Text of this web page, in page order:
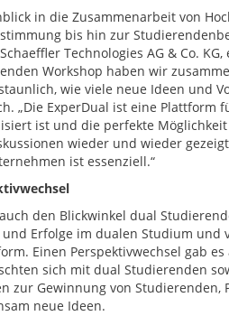
in die Zusammenarbeit von
bis hin zur
Technologies AG & Co.
Workshop haben wir
wie viele neue Ideen und
„Die ExperDual ist eine
ist und die perfekte
wieder und wieder
ist essenziell.“
den Blickwinkel dual
Erfolge im dualen Studium
Einen Perspektivwechsel gab
sich mit dual Studierenden
zur Gewinnung von
neue Ideen.